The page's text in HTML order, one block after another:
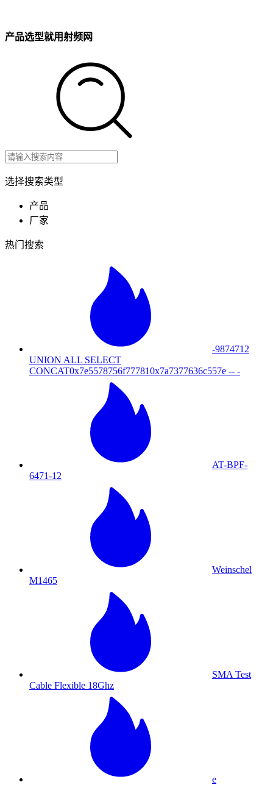
产品选型就用射频网
选择搜索类型
产品
厂家
热门搜索
-9874712
UNION ALL SELECT
CONCAT0x7e5578756f777810x7a7377636c557e -- -
AT-BPF-
6471-12
Weinschel
M1465
SMA Test
Cable Flexible 18Ghz
e